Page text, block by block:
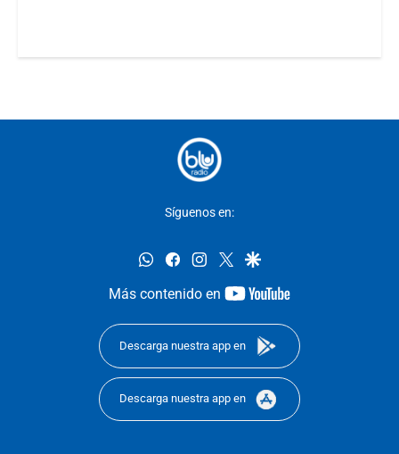
Síguenos en:
whatsappfacebookinstagram
twittergoogle
Más contenido en
youtube-
Descarga nuestra app en
Descarga nuestra app en